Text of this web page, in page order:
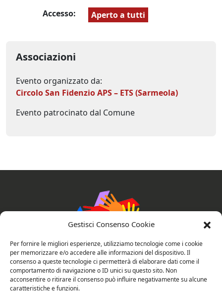
Gestisci Consenso Cookie
Per fornire le migliori esperienze, utilizziamo tecnologie come i cookie
per memorizzare e/o accedere alle informazioni del dispositivo. Il
consenso a queste tecnologie ci permetterà di elaborare dati come il
comportamento di navigazione o ID unici su questo sito. Non
acconsentire o ritirare il consenso può influire negativamente su alcune
caratteristiche e funzioni.
Accesso:
Aperto a tutti
Associazioni
Evento organizzato da:
Circolo San Fidenzio APS – ETS (Sarmeola)
Evento patrocinato dal Comune
AssociAzioni Connesse